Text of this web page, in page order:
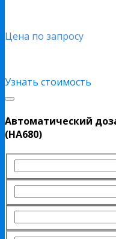
Цена по запросу
Узнать стоимость
Автоматический
(HA680)